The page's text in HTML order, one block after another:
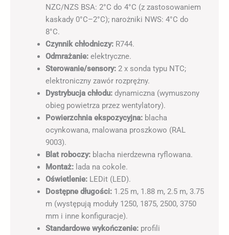
NZC/NZS BSA: 2°C do 4°C (z zastosowaniem
kaskady 0°C–2°C); narożniki NWS: 4°C do
8°C.
Czynnik chłodniczy:R744.
Odmrażanie:elektryczne.
Sterowanie/sensory:2 x sonda typu NTC;
elektroniczny zawór rozprężny.
Dystrybucja chłodu:dynamiczna (wymuszony
obieg powietrza przez wentylatory).
Powierzchnia ekspozycyjna:blacha
ocynkowana, malowana proszkowo (RAL
9003).
Blat roboczy:blacha nierdzewna ryflowana.
Montaż:lada na cokole.
Oświetlenie:LEDit (LED).
Dostępne długości:1.25 m, 1.88 m, 2.5 m, 3.75
m (występują moduły 1250, 1875, 2500, 3750
mm i inne konfiguracje).
Standardowe wykończenie:profili